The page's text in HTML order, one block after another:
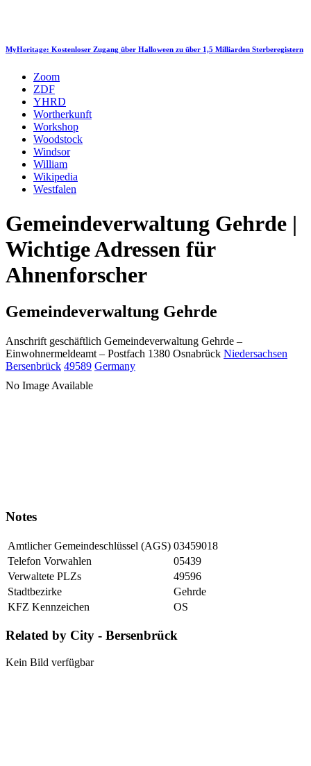
MyHeritage: Kostenloser Zugang über Halloween zu über 1,5 Milliarden Sterberegistern
Zoom
ZDF
YHRD
Wortherkunft
Workshop
Woodstock
Windsor
William
Wikipedia
Westfalen
Gemeindeverwaltung Gehrde |
Wichtige Adressen für
Ahnenforscher
Gemeindeverwaltung Gehrde
Anschrift geschäftlich Gemeindeverwaltung Gehrde –
Einwohnermeldeamt – Postfach 1380 Osnabrück Niedersachsen
Bersenbrück 49589 Germany
No Image Available
Notes
Amtlicher Gemeindeschlüssel (AGS) 03459018
Telefon Vorwahlen
05439
Verwaltete PLZs
49596
Stadtbezirke
Gehrde
KFZ Kennzeichen
OS
Related by City - Bersenbrück
Kein Bild verfügbar